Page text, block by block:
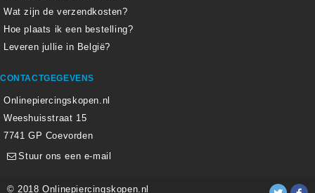
Wat zijn de verzendkosten?
Hoe plaats ik een bestelling?
Leveren jullie in België?
CONTACTGEGEVENS
Onlinepiercingskopen.nl
Weeshuisstraat 15
7741 GP Coevorden
Stuur ons een e-mail
© 2018 Onlinepiercingskopen.nl